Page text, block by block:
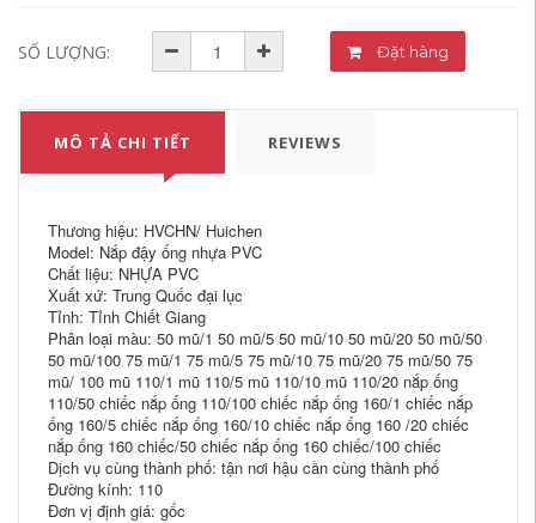
SỐ LƯỢNG: Đặt hàng
MÔ TẢ CHI TIẾT REVIEWS
Thương hiệu: HVCHN/ Huichen
Model: Nắp đậy ống nhựa PVC
Chất liệu: NHỰA PVC
Xuất xứ: Trung Quốc đại lục
Tỉnh: Tỉnh Chiết Giang
Phân loại màu: 50 mũ/1 50 mũ/5 50 mũ/10 50 mũ/20 50 mũ/50
50 mũ/100 75 mũ/1 75 mũ/5 75 mũ/10 75 mũ/20 75 mũ/50 75
mũ/ 100 mũ 110/1 mũ 110/5 mũ 110/10 mũ 110/20 nắp ống
110/50 chiếc nắp ống 110/100 chiếc nắp ống 160/1 chiếc nắp
ống 160/5 chiếc nắp ống 160/10 chiếc nắp ống 160 /20 chiếc
nắp ống 160 chiếc/50 chiếc nắp ống 160 chiếc/100 chiếc
Dịch vụ cùng thành phố: tận nơi hậu cần cùng thành phố
Đường kính: 110
Đơn vị định giá: gốc